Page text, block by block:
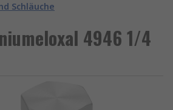
Schläuche
4946 1/4